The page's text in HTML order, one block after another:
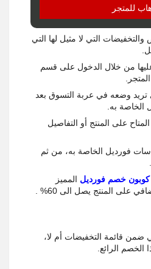
للمتجر
التي لا مثيل لها التي
من خلال الدخول على قسم
تريد وضعه في عربة التسوق بعد
الخاصة به.
على المنتج أو التفاصيل
فورديل الخاصة به، من ثم
كوبون خصم فورديل المميز
المنتج يصل الى 60% .
ضمن قائمة التخفيضات أم لا،
الرائع.